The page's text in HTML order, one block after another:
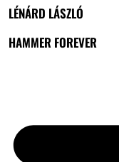
LÉNÁRD LÁSZLÓ
HAMMER FOREVER